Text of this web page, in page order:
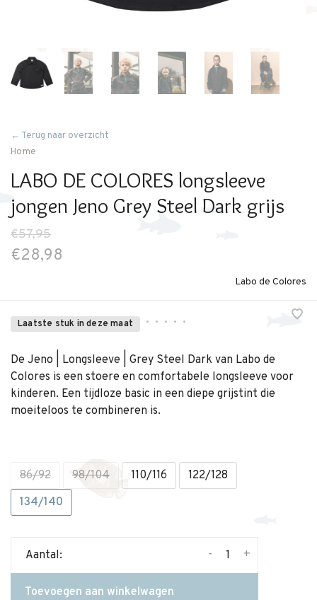
← Terug naar overzicht
Home
LABO DE COLORES longsleeve
jongen Jeno Grey Steel Dark grijs
€57,95
€28,98
Labo de Colores
Laatste stuk in deze maat • • • • •
De Jeno | Longsleeve | Grey Steel Dark van Labo de
Colores is een stoere en comfortabele longsleeve voor
kinderen. Een tijdloze basic in een diepe grijstint die
moeiteloos te combineren is.
86/92 98/104 110/116
122/128
134/140
Aantal: +
-
Toevoegen aan winkelwagen